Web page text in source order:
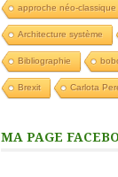
approche néo-
Architecture système
Bibliographie
Brexit Carlota
MA PAGE